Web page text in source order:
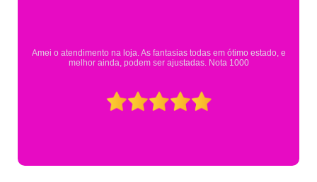
Pesquisei em mais de 20 lojas e só encontrei a fantasia de meu
Eureka. Cheguei praticamente no horário em que estavam
mesmo assim fui muito bem atendido.